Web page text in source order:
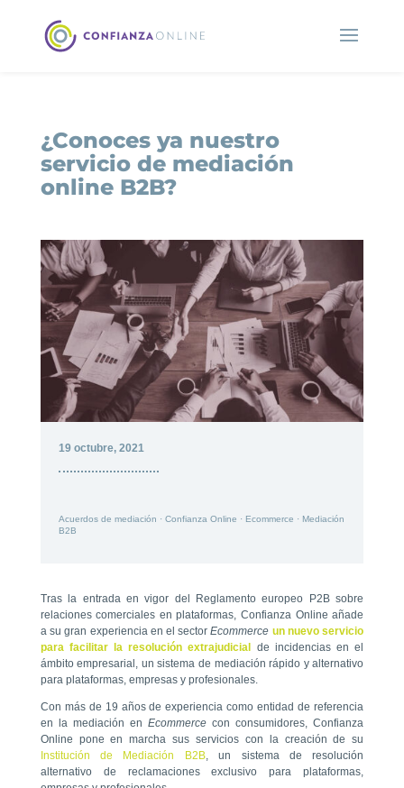
¿Conoces ya nuestro
servicio de mediación
online B2B?
19 octubre, 2021
Acuerdos de mediación · Confianza Online · Ecommerce · Mediación
B2B
Tras la entrada en vigor del Reglamento europeo P2B sobre
relaciones comerciales en plataformas, Confianza Online añade
a su gran experiencia en el sectorEcommerce un nuevo servicio
para facilitar la resolución extrajudicial de incidencias en el
ámbito empresarial, un sistema de mediación rápido y alternativo
para plataformas, empresas y profesionales.
Con más de 19 años de experiencia como entidad de referencia
en la mediación enEcommerce con consumidores, Confianza
Online pone en marcha sus servicios con la creación de su
Institución de Mediación B2B, un sistema de resolución
alternativo de reclamaciones exclusivo para plataformas,